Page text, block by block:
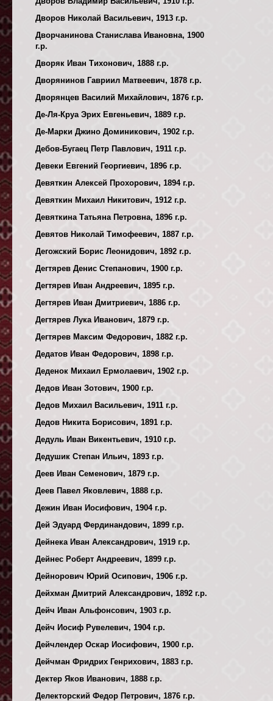
Дворов Николай Васильевич, 1913 г.р.
Дворчанинова Станислава Ивановна, 1900
г.р.
Дворяк Иван Тихонович, 1888 г.р.
Дворянинов Гавриил Матвеевич, 1878 г.р.
Дворянцев Василий Михайлович, 1876 г.р.
Де-Ля-Круа Эрих Евгеньевич, 1889 г.р.
Де-Марки Джино Доминикович, 1902 г.р.
Дебов-Бугаец Петр Павлович, 1911 г.р.
Девеки Евгений Георгиевич, 1896 г.р.
Девяткин Алексей Прохорович, 1894 г.р.
Девяткин Михаил Никитович, 1912 г.р.
Девяткина Татьяна Петровна, 1896 г.р.
Девятов Николай Тимофеевич, 1887 г.р.
Дегожский Борис Леонидович, 1892 г.р.
Дегтярев Денис Степанович, 1900 г.р.
Дегтярев Иван Андреевич, 1895 г.р.
Дегтярев Иван Дмитриевич, 1886 г.р.
Дегтярев Лука Иванович, 1879 г.р.
Дегтярев Максим Федорович, 1882 г.р.
Дедатов Иван Федорович, 1898 г.р.
Деденок Михаил Ермолаевич, 1902 г.р.
Дедов Иван Зотович, 1900 г.р.
Дедов Михаил Васильевич, 1911 г.р.
Дедов Никита Борисович, 1891 г.р.
Дедуль Иван Викентьевич, 1910 г.р.
Дедушик Степан Ильич, 1893 г.р.
Деев Иван Семенович, 1879 г.р.
Деев Павел Яковлевич, 1888 г.р.
Дежин Иван Иосифович, 1904 г.р.
Дей Эдуард Фердинандович, 1899 г.р.
Дейнека Иван Александрович, 1919 г.р.
Дейнес Роберт Андреевич, 1899 г.р.
Дейнорович Юрий Осипович, 1906 г.р.
Дейхман Дмитрий Александрович, 1892 г.р.
Дейч Иван Альфонсович, 1903 г.р.
Дейч Иосиф Рувелевич, 1904 г.р.
Дейчлендер Оскар Иосифович, 1900 г.р.
Дейчман Фридрих Генрихович, 1883 г.р.
Дектер Яков Иванович, 1888 г.р.
Делекторский Федор Петрович, 1876 г.р.